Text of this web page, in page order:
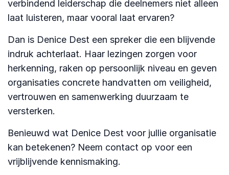
verbindend leiderschap die deelnemers niet alleen
laat luisteren, maar vooral laat ervaren?
Dan is Denice Dest een spreker die een blijvende
indruk achterlaat. Haar lezingen zorgen voor
herkenning, raken op persoonlijk niveau en geven
organisaties concrete handvatten om veiligheid,
vertrouwen en samenwerking duurzaam te
versterken.
Benieuwd wat Denice Dest voor jullie organisatie
kan betekenen? Neem contact op voor een
vrijblijvende kennismaking.